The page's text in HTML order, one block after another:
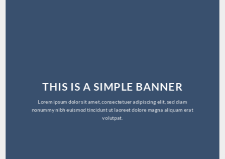
THIS IS A SIMPLE BANNER
Lorem ipsum dolor sit amet, consectetuer adipiscing elit, sed diam
nonummy nibh euismod tincidunt ut laoreet dolore magna aliquam erat
volutpat.